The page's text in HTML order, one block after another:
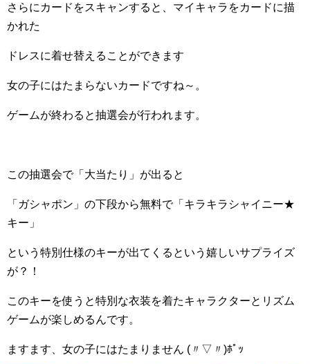
さらにカードをスキャンすると、マイキャラをカードに描
かれた
ドレスに着せ替えることができます
女の子にはたまらないカードですね～。
ゲームが終わると抽選会が行われます。
この抽選会で「大当たり」が出ると
「ガシャポン」の下段から無料で「キラキラシャイニー★
キー」
という特別仕様のキーが出てくるという嬉しいサプライズ
が？！
このキーを使うと特別な衣装を着たキャラクターとリズム
ゲームが楽しめるんです。
ますます、女の子にはたまりません (〃▽〃)ﾎﾟｯ